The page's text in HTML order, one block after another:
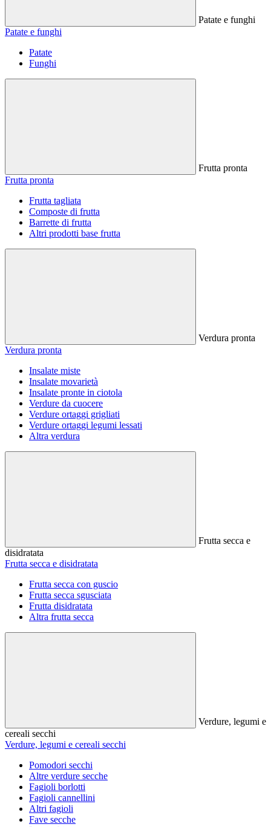
Patate e funghi
Patate e funghi
Patate
Funghi
Frutta pronta
Frutta pronta
Frutta tagliata
Composte di frutta
Barrette di frutta
Altri prodotti base frutta
Verdura pronta
Verdura pronta
Insalate miste
Insalate movarietà
Insalate pronte in ciotola
Verdure da cuocere
Verdure ortaggi grigliati
Verdure ortaggi legumi lessati
Altra verdura
Frutta secca e
disidratata
Frutta secca e disidratata
Frutta secca con guscio
Frutta secca sgusciata
Frutta disidratata
Altra frutta secca
Verdure, legumi e
cereali secchi
Verdure, legumi e cereali secchi
Pomodori secchi
Altre verdure secche
Fagioli borlotti
Fagioli cannellini
Altri fagioli
Fave secche